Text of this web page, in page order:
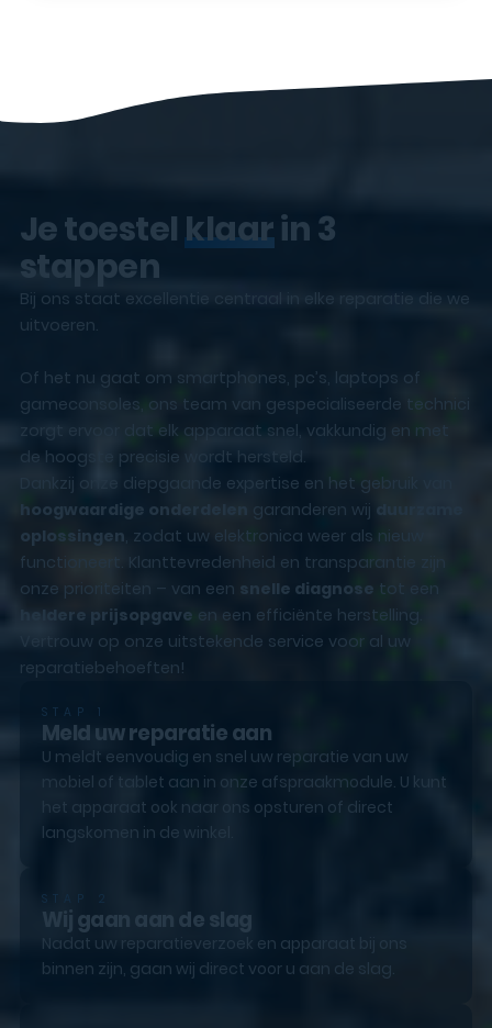
Je toestelklaarin 3
stappen
Bij ons staat excellentie centraal in elke reparatie die we
uitvoeren.
Of het nu gaat om smartphones, pc’s, laptops of
gameconsoles, ons team van gespecialiseerde technici
zorgt ervoor dat elk apparaat snel, vakkundig en met
de hoogste precisie wordt hersteld.
Dankzij onze diepgaande expertise en het gebruik van
hoogwaardige onderdelen
garanderen wij
oplossingen, zodat uw elektronica weer als nieuw
functioneert. Klanttevredenheid en transparantie zijn
onze prioriteiten – van een snelle diagnose tot een
heldere prijsopgave en een efficiënte herstelling.
Vertrouw op onze uitstekende service voor al uw
reparatiebehoeften!
STAP 1
Meld uw reparatie aan
U meldt eenvoudig en snel uw reparatie van uw
mobiel of tablet aan in onze afspraakmodule. U kunt
het apparaat ook naar ons opsturen of direct
langskomen in de winkel.
STAP 2
Wij gaan aan de slag
Nadat uw reparatieverzoek en apparaat bij ons
binnen zijn, gaan wij direct voor u aan de slag.